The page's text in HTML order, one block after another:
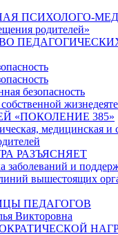
ПСИХОЛОГО-
родителей»
безопасность
«ПОКОЛЕНИЕ 385»
медицинская
РАЗЪЯСНЯЕТ
заболеваний и
вышестоящих
ПЕДАГОГОВ
Викторовна